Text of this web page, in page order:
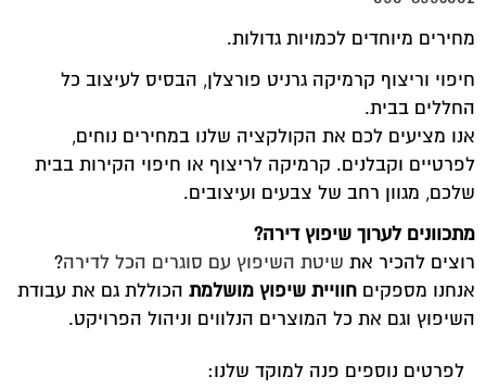
מחירים מיוחדים לכמויות גדולות.
חיפוי וריצוף קרמיקה גרניט פורצלן, הבסיס לעיצוב כל
החללים בבית.
אנו מציעים לכם את הקולקציה שלנו במחירים נוחים,
לפרטיים וקבלנים. קרמיקה לריצוף או חיפוי הקירות בבית
שלכם, מגוון רחב של צבעים ועיצובים.
מתכוונים לערוך שיפוץ דירה?
רוצים להכיר את שיטת השיפוץ עם סוגרים הכל לדירה?
אנחנו מספקים חוויית שיפוץ מושלמת הכוללת גם את עבודת
השיפוץ וגם את כל המוצרים הנלווים וניהול הפרויקט.
לפרטים נוספים פנה למוקד שלנו: